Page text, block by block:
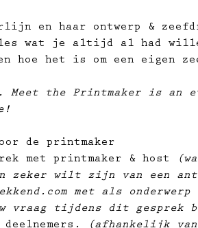
wat je altijd al had
hoe het is om een eigen
Meet the Printmaker is
de printmaker
met printmaker & host
zeker wilt zijn van een
met als
vraag tijdens dit gesprek